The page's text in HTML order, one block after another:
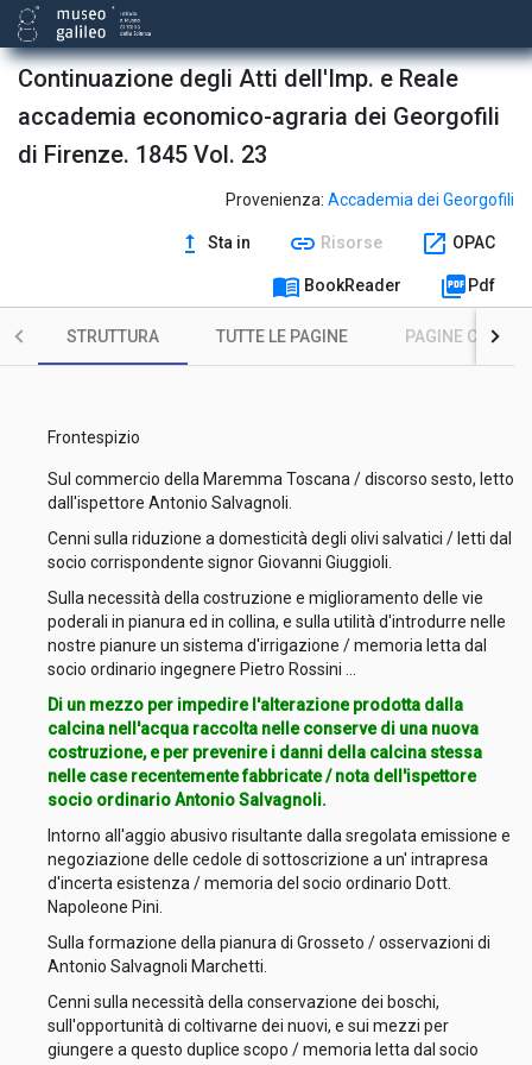
Continuazione degli Atti dell'Imp. e Reale
accademia economico-agraria dei Georgofili
di Firenze. 1845 Vol. 23
Provenienza: Accademia dei Georgofili
upgrade Sta in link Risorse open_in_new OPAC
menu_book BookReader picture_as_pdf Pdf
STRUTTURA TUTTE LE PAGINE PAGINE CON
Frontespizio
Sul commercio della Maremma Toscana / discorso sesto, letto
dall'ispettore Antonio Salvagnoli.
Cenni sulla riduzione a domesticità degli olivi salvatici / letti dal
socio corrispondente signor Giovanni Giuggioli.
Sulla necessità della costruzione e miglioramento delle vie
poderali in pianura ed in collina, e sulla utilità d'introdurre nelle
nostre pianure un sistema d'irrigazione / memoria letta dal
socio ordinario ingegnere Pietro Rossini ...
Di un mezzo per impedire l'alterazione prodotta dalla
calcina nell'acqua raccolta nelle conserve di una nuova
costruzione, e per prevenire i danni della calcina stessa
nelle case recentemente fabbricate / nota dell'ispettore
socio ordinario Antonio Salvagnoli.
Intorno all'aggio abusivo risultante dalla sregolata emissione e
negoziazione delle cedole di sottoscrizione a un' intrapresa
d'incerta esistenza / memoria del socio ordinario Dott.
Napoleone Pini.
Sulla formazione della pianura di Grosseto / osservazioni di
Antonio Salvagnoli Marchetti.
Cenni sulla necessità della conservazione dei boschi,
sull'opportunità di coltivarne dei nuovi, e sui mezzi per
giungere a questo duplice scopo / memoria letta dal socio